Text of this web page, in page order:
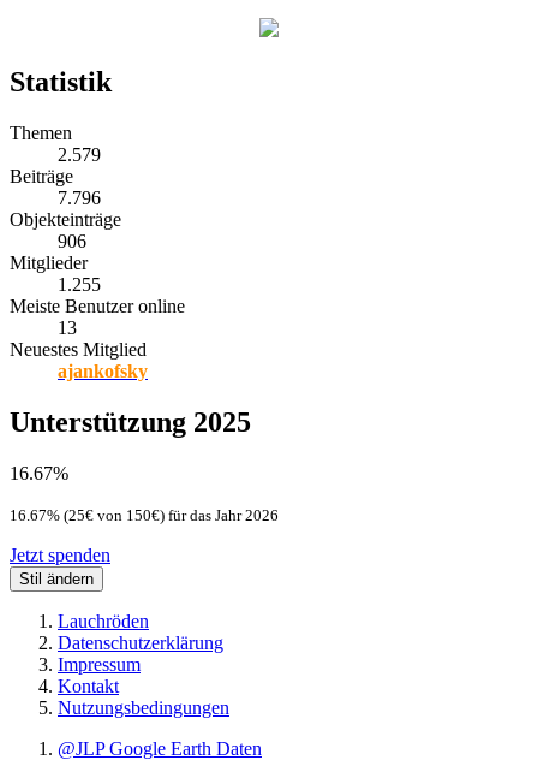
Statistik
Themen
2.579
Beiträge
7.796
Objekteinträge
906
Mitglieder
1.255
Meiste Benutzer online
13
Neuestes Mitglied
ajankofsky
Unterstützung 2025
16.67%
16.67% (25€ von 150€) für das Jahr 2026
Jetzt spenden
Stil ändern
Lauchröden
Datenschutzerklärung
Impressum
Kontakt
Nutzungsbedingungen
@JLP Google Earth Daten